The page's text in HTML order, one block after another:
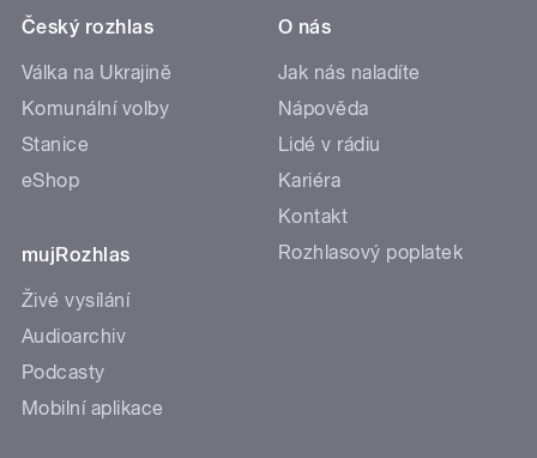
Český rozhlas
Válka na Ukrajině
Komunální volby
Stanice
eShop
mujRozhlas
Živé vysílání
Audioarchiv
Podcasty
Mobilní aplikace
O nás
Jak nás naladíte
Nápověda
Lidé v rádiu
Kariéra
Kontakt
Rozhlasový poplatek